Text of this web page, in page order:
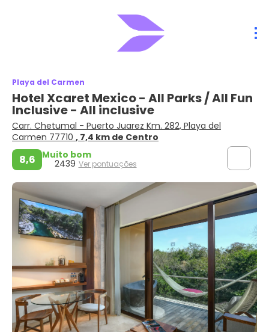
Playa del Carmen
Hotel Xcaret Mexico - All Parks / All Fun
Inclusive - All inclusive
Carr. Chetumal - Puerto Juarez Km. 282, Playa del
Carmen 77710 , 7,4 km de Centro
8,6 Muito bom
2439 Ver pontuações